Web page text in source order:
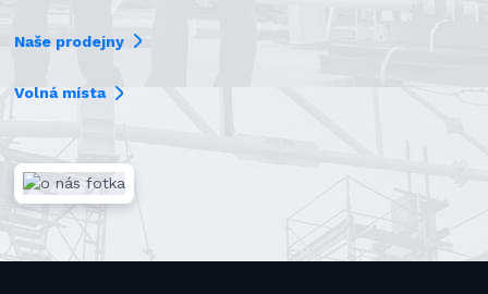
Naše prodejny
Volná místa